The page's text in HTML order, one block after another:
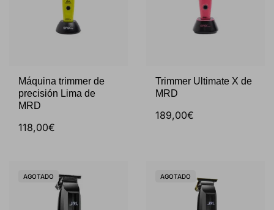
Máquina trimmer de
precisión Lima de
MRD
118,00€
Trimmer Ultimate X de
MRD
189,00€
AGOTADO AGOTADO